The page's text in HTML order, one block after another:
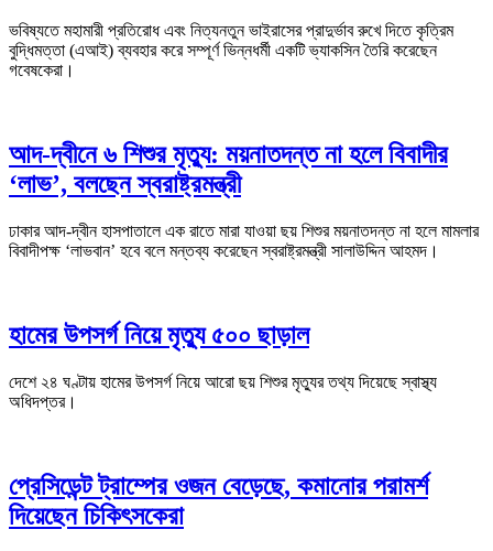
ভবিষ্যতে মহামারী প্রতিরোধ এবং নিত্যনতুন ভাইরাসের প্রাদুর্ভাব রুখে দিতে কৃত্রিম
বুদ্ধিমত্তা (এআই) ব্যবহার করে সম্পূর্ণ ভিন্নধর্মী একটি ভ্যাকসিন তৈরি করেছেন
গবেষকেরা।
আদ-দ্বীনে ৬ শিশুর মৃত্যু: ময়নাতদন্ত না হলে বিবাদীর
‘লাভ’, বলছেন স্বরাষ্ট্রমন্ত্রী
ঢাকার আদ-দ্বীন হাসপাতালে এক রাতে মারা যাওয়া ছয় শিশুর ময়নাতদন্ত না হলে মামলার
বিবাদীপক্ষ ‘লাভবান’ হবে বলে মন্তব্য করেছেন স্বরাষ্ট্রমন্ত্রী সালাউদ্দিন আহমদ।
হামের উপসর্গ নিয়ে মৃত্যু ৫০০ ছাড়াল
দেশে ২৪ ঘণ্টায় হামের উপসর্গ নিয়ে আরো ছয় শিশুর মৃত্যুর তথ্য দিয়েছে স্বাস্থ্য
অধিদপ্তর।
প্রেসিডেন্ট ট্রাম্পের ওজন বেড়েছে, কমানোর পরামর্শ
দিয়েছেন চিকিৎসকেরা